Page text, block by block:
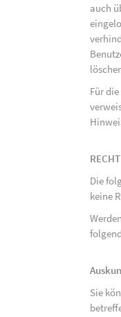
auch
Für
Die
keine
Sie